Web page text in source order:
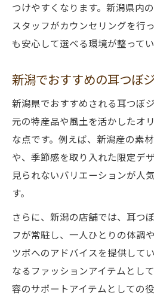
つけやすくなります。新潟県内
スタッフがカウンセリングを行
も安心して選べる環境が整ってい
新潟でおすすめの耳つぼ
新潟県でおすすめされる耳つぼ
元の特産品や風土を活かしたオ
な点です。例えば、新潟産の素
や、季節感を取り入れた限定デ
見られないバリエーションが人
す。
さらに、新潟の店舗では、耳つ
フが常駐し、一人ひとりの体調
ツボへのアドバイスを提供して
なるファッションアイテムとし
容のサポートアイテムとしての